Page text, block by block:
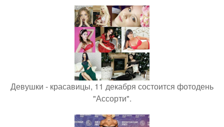
Девушки - красавицы, 11 декабря состоится фотодень
"Ассорти".